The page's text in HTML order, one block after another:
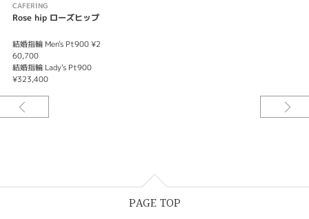
CAFERING
Rose hip ローズヒップ
結婚指輪 Men's Pt900 ¥2
60,700
結婚指輪 Lady's Pt900
¥323,400
PAGE TOP